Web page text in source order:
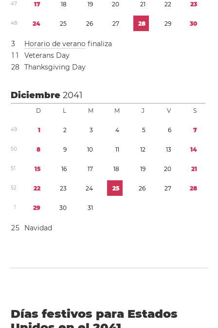
47 17 18 19 20 21 22 23
48 24 25 26 27 28 29 30
3 Horario de verano finaliza
1 1
Veterans Day
28 Thanksgiving Day
Diciembre2041
D L M M J V S
49 1 2 3 4 5 6 7
50 8 9 10 11 12 13 14
51 15 16 17 18 19 20 21
52 22 23 24 25 26 27 28
1 29 30 31
25 Navidad
Días festivos para Estados